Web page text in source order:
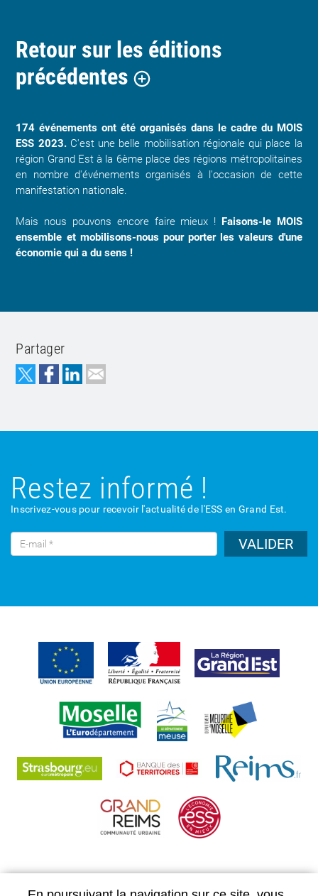
Retour sur les éditions
précédentes
174 événements ont été organisés dans le cadre du MOIS
ESS 2023.C'est une belle mobilisation régionale qui place la
région Grand Est à la 6ème place des régions métropolitaines
en nombre d'événements organisés à l'occasion de cette
manifestation nationale.
Mais nous pouvons encore faire mieux ! Faisons-le MOIS
ensemble et mobilisons-nous pour porter les valeurs d'une
économie qui a du sens !
Partager
Restez informé !
Inscrivez-vous pour recevoir l'actualité de l'ESS en Grand Est.
VALIDER